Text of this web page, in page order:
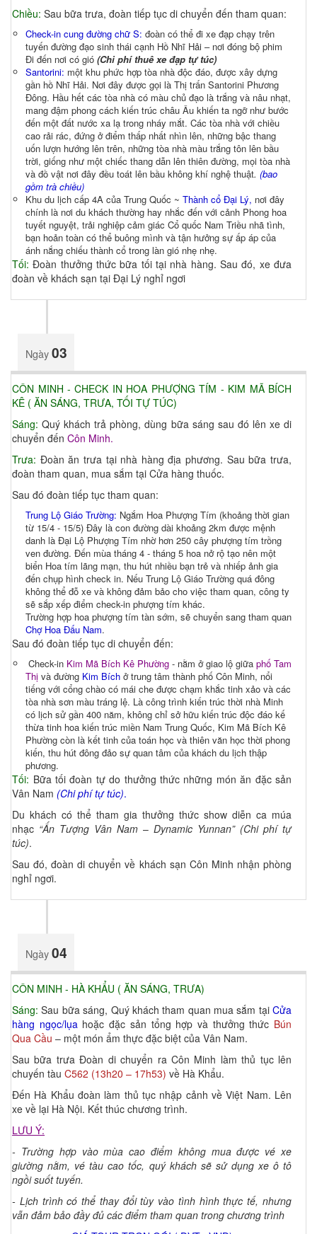
Chiều:Sau bữa trưa, đoàn tiếp tục di chuyển đến tham quan:
Check-in cung đường chữ S: đoàn có thể đi xe đạp chạy trên
tuyến đường đạo sinh thái cạnh Hồ Nhĩ Hải – nơi đóng bộ phim
Đi đến nơi có gió (Chi phí thuê xe đạp tự túc)
Santorini: một khu phức hợp tòa nhà độc đáo, được xây dựng
gần hồ Nhĩ Hải. Nơi đây được gọi là Thị trấn Santorini Phương
Đông. Hầu hết các tòa nhà có màu chủ đạo là trắng và nâu nhạt,
mang đậm phong cách kiến trúc châu Âu khiến ta ngỡ như bước
đến một đất nước xa lạ trong nháy mắt. Các tòa nhà với chiều
cao rải rác, đứng ở điểm thấp nhất nhìn lên, những bậc thang
uốn lượn hướng lên trên, những tòa nhà màu trắng tôn lên bầu
trời, giống như một chiếc thang dẫn lên thiên đường, mọi tòa nhà
và đồ vật nơi đây đều toát lên bầu không khí nghệ thuật. (bao
gồm trà chiều)
Khu du lịch cấp 4A của Trung Quốc ~ Thành cổ Đại Lý, nơi đây
chính là nơi du khách thường hay nhắc đến với cảnh Phong hoa
tuyết nguyệt, trải nghiệp cảm giác Cổ quốc Nam Triều nhã tình,
bạn hoản toàn có thể buông mình và tận hưởng sự ấp áp của
ánh nắng chiếu thành cổ trong làn gió nhẹ nhẹ.
Tối: Đoàn thưởng thức bữa tối tại nhà hàng. Sau đó, xe đưa
đoàn về khách sạn tại Đại Lý nghỉ ngơi
Ngày03
CÔN MINH - CHECK IN HOA PHƯỢNG TÍM - KIM MÃ BÍCH
KÊ ( ĂN SÁNG, TRƯA, TỐI TỰ TÚC)
Sáng: Quý khách trả phòng, dùng bữa sáng sau đó lên xe di
chuyển đến Côn Minh.
Trưa: Đoàn ăn trưa tại nhà hàng địa phương. Sau bữa trưa,
đoàn tham quan, mua sắm tại Cửa hàng thuốc.
Sau đó đoàn tiếp tục tham quan:
Trung Lộ Giáo Trường: Ngắm Hoa Phượng Tím (khoảng thời gian
từ 15/4 - 15/5) Đây là con đường dài khoảng 2km được mệnh
danh là Đại Lộ Phượng Tím nhờ hơn 250 cây phượng tím trồng
ven đường. Đến mùa tháng 4 - tháng 5 hoa nở rộ tạo nên một
biển Hoa tím lãng mạn, thu hút nhiều bạn trẻ và nhiếp ảnh gia
đến chụp hình check in. Nếu Trung Lộ Giáo Trường quá đông
không thể đỗ xe và không đảm bảo cho việc tham quan, công ty
sẽ sắp xếp điểm check-in phượng tím khác.
Trường hợp hoa phượng tím tàn sớm, sẽ chuyển sang tham quan
Chợ Hoa Đấu Nam.
Sau đó đoàn tiếp tục di chuyển đến:
Check-in Kim Mã Bích Kê Phường - nằm ở giao lộ giữa phố Tam
Thị và đường Kim Bích ở trung tâm thành phố Côn Minh, nổi
tiếng với cổng chào có mái che được chạm khắc tinh xảo và các
tòa nhà sơn màu tráng lệ. Là công trình kiến trúc thời nhà Minh
có lịch sử gần 400 năm, không chỉ sở hữu kiến trúc độc đáo kế
thừa tinh hoa kiến trúc miền Nam Trung Quốc, Kim Mã Bích Kê
Phường còn là kết tinh của toán học và thiên văn học thời phong
kiến, thu hút đông đảo sự quan tâm của khách du lịch thập
phương.
Tối: Bữa tối đoàn tự do thưởng thức những món ăn đặc sản
Vân Nam (Chi phí tự túc).
Du khách có thể tham gia thưởng thức show diễn ca múa
nhạc “Ấn Tượng Vân Nam–Dynamic Yunnan” (Chi phí tự
túc).
Sau đó, đoàn di chuyển về khách sạn Côn Minh nhận phòng
nghỉ ngơi.
Ngày04
CÔN MINH - HÀ KHẨU ( ĂN SÁNG, TRƯA)
Sáng:Sau bữa sáng, Quý khách tham quan mua sắm tạiCửa
hàng ngọc/lụa hoặc đặc sản tổng hợp và thưởng thức Bún
Qua Cầu– một món ẩm thực đặc biệt của Vân Nam.
Sau bữa trưa Đoàn di chuyển ra Côn Minh làm thủ tục lên
chuyến tàuC562 (13h20 – 17h53)về Hà Khẩu.
Đến Hà Khẩu đoàn làm thủ tục nhập cảnh về Việt Nam. Lên
xe về lại Hà Nội. Kết thúc chương trình.
LƯU Ý:
- Trường hợp vào mùa cao điểm không mua được vé xe
giường nằm, vé tàu cao tốc, quý khách sẽ sử dụng xe ô tô
ngồi suốt tuyến.
- Lịch trình có thể thay đổi tùy vào tình hình thực tế, nhưng
vẫn đảm bảo đầy đủ các điểm tham quan trong chương trình